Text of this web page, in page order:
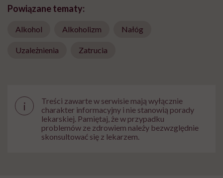
Powiązane tematy:
Alkohol Alkoholizm Nałóg
Uzależnienia Zatrucia
i
Treści zawarte w serwisie mają wyłącznie
charakter informacyjny i nie stanowią porady
lekarskiej. Pamiętaj, że w przypadku
problemów ze zdrowiem należy bezwzględnie
skonsultować się z lekarzem.